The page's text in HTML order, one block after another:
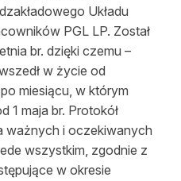
Układu
PGL LP. Został
br. dzięki czemu –
w życie od
miesiącu, w którym
1 maja br. Protokół
ważnych i oczekiwanych
wszystkim, zgodnie z
w okresie